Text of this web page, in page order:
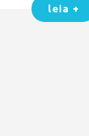
leia +